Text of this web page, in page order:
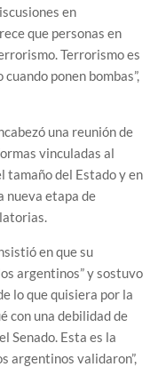
en
que personas en
Terrorismo es
ponen bombas”,
una reunión de
vinculadas al
tamaño del Estado y en
nueva etapa de
en que su
argentinos” y sostuvo
lo que quisiera por la
con una debilidad de
Senado. Esta es la
argentinos validaron”,